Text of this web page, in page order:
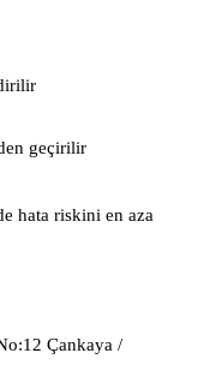
geçirilir
hata riskini en aza
Çankaya /